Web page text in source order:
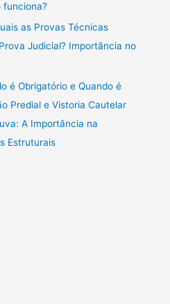
funciona?
as Provas Técnicas
Judicial? Importância no
é Obrigatório e Quando é
Predial e Vistoria Cautelar
A Importância na
Estruturais